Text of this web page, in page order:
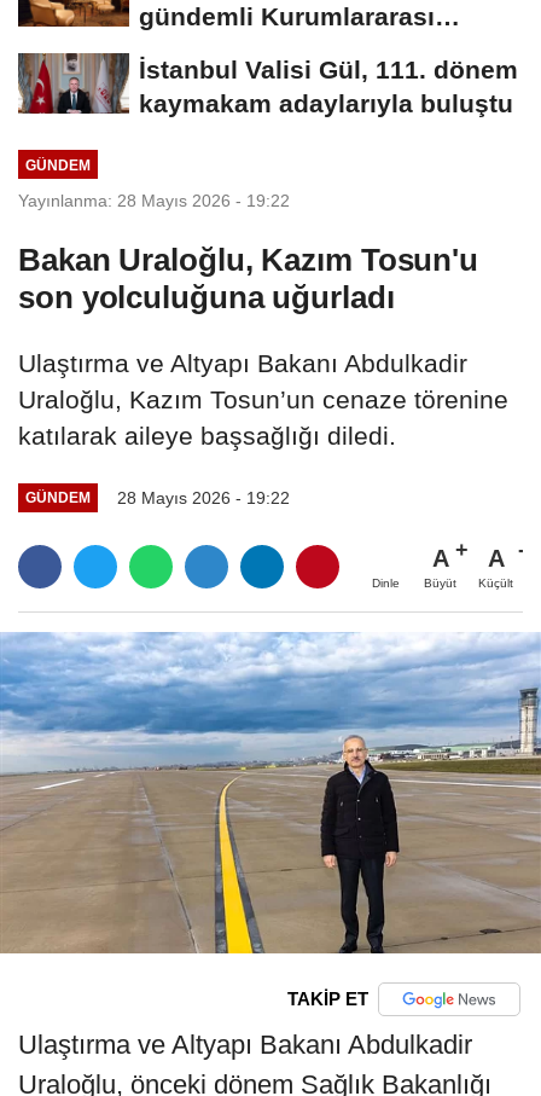
gündemli Kurumlararası
Eşgüdüm...
İstanbul Valisi Gül, 111. dönem
kaymakam adaylarıyla buluştu
GÜNDEM
Yayınlanma: 28 Mayıs 2026 - 19:22
Bakan Uraloğlu, Kazım Tosun'u
son yolculuğuna uğurladı
Ulaştırma ve Altyapı Bakanı Abdulkadir
Uraloğlu, Kazım Tosun’un cenaze törenine
katılarak aileye başsağlığı diledi.
GÜNDEM 28 Mayıs 2026 - 19:22
Dinle
A
Büyüt
A
Küçült
TAKİP ET
Ulaştırma ve Altyapı Bakanı Abdulkadir
Uraloğlu, önceki dönem Sağlık Bakanlığı